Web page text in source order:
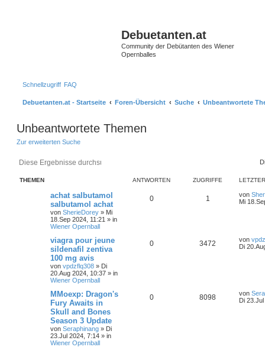
Debuetanten.at
Community der Debütanten des Wiener
Opernballes
Schnellzugriff FAQ
Debuetanten.at - Startseite Foren-Übersicht Suche Unbeantwortete
Unbeantwortete Themen
Zur erweiterten Suche
THEMEN ANTWORTEN ZUGRIFFE
achat salbutamol
salbutamol achat
von SherieDorey » Mi
18.Sep 2024, 11:21 » in
Wiener Opernball
0 1 von
Mi
viagra pour jeune
sildenafil zentiva
100 mg avis
von vpdzflq308 » Di
20.Aug 2024, 10:37 » in
Wiener Opernball
0 3472 von
Di
MMoexp: Dragon's
Fury Awaits in
Skull and Bones
Season 3 Update
von Seraphinang » Di
23.Jul 2024, 7:14 » in
Wiener Opernball
0 8098 von
Di